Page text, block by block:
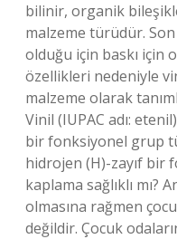
bilinir, organik
malzeme türüdür. Son
olduğu için baskı için
özellikleri nedeniyle
malzeme olarak
Vinil (IUPAC adı:
bir fonksiyonel grup
hidrojen (H)-zayıf bir
kaplama sağlıklı
olmasına rağmen
değildir. Çocuk